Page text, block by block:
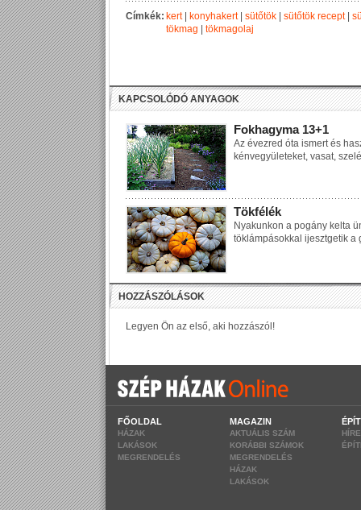
Címkék: kert| konyhakert| sütőtök sütőtök recept|
tökmag
tökmagolaj
KAPCSOLÓDÓ ANYAGOK
Fokhagyma 13+1
Az évezred óta ismert és
kénvegyületeket, vasat,
Tökfélék
Nyakunkon a pogány kelta
töklámpásokkal ijesztgetik a
FŐOLDAL
HÁZAK
LAKÁSOK
MEGRENDELÉS
MAGAZIN
AKTUÁLIS SZÁM
KORÁBBI SZÁMOK
MEGRENDELÉS
HÁZAK
LAKÁSOK